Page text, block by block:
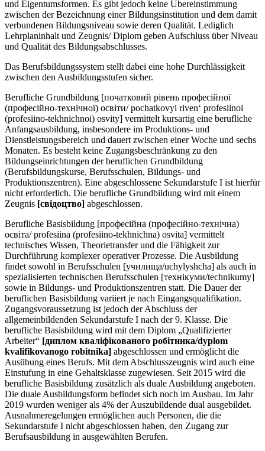
und Eigentumsformen. Es gibt jedoch keine Übereinstimmung
zwischen der Bezeichnung einer Bildungsinstitution und dem damit
verbundenen Bildungsniveau sowie deren Qualität. Lediglich
Lehrplaninhalt und Zeugnis/ Diplom geben Aufschluss über Niveau
und Qualität des Bildungsabschlusses.
Das Berufsbildungssystem stellt dabei eine hohe Durchlässigkeit
zwischen den Ausbildungsstufen sicher.
Berufliche Grundbildung [початковий рівень професійної
(професійно-технічної) освіти/ pochatkovyi riven‘ profesiinoi
(profesiino-tekhnichnoi) osvity] vermittelt kursartig eine berufliche
Anfangsausbildung, insbesondere im Produktions- und
Dienstleistungsbereich und dauert zwischen einer Woche und sechs
Monaten. Es besteht keine Zugangsbeschränkung zu den
Bildungseinrichtungen der beruflichen Grundbildung
(Berufsbildungskurse, Berufsschulen, Bildungs- und
Produktionszentren). Eine abgeschlossene Sekundarstufe I ist hierfür
nicht erforderlich. Die berufliche Grundbildung wird mit einem
Zeugnis [свiдоцтво] abgeschlossen.
Berufliche Basisbildung [професійна (професійно-технічна)
освіта/ profesiina (profesiino-tekhnichna) osvita] vermittelt
technisches Wissen, Theorietransfer und die Fähigkeit zur
Durchführung komplexer operativer Prozesse. Die Ausbildung
findet sowohl in Berufsschulen [училища/uchylyshcha] als auch in
spezialisierten technischen Berufsschulen [технікуми/technikumy]
sowie in Bildungs- und Produktionszentren statt. Die Dauer der
beruflichen Basisbildung variiert je nach Eingangsqualifikation.
Zugangsvoraussetzung ist jedoch der Abschluss der
allgemeinbildenden Sekundarstufe I nach der 9. Klasse. Die
berufliche Basisbildung wird mit dem Diplom „Qualifizierter
Arbeiter“ [диплом кваліфікованого робітника/dyplom
kvalifikovanogo robitnika] abgeschlossen und ermöglicht die
Ausübung eines Berufs. Mit dem Abschlusszeugnis wird auch eine
Einstufung in eine Gehaltsklasse zugewiesen. Seit 2015 wird die
berufliche Basisbildung zusätzlich als duale Ausbildung angeboten.
Die duale Ausbildungsform befindet sich noch im Ausbau. Im Jahr
2019 wurden weniger als 4% der Auszubildende dual ausgebildet.
Ausnahmeregelungen ermöglichen auch Personen, die die
Sekundarstufe I nicht abgeschlossen haben, den Zugang zur
Berufsausbildung in ausgewählten Berufen.